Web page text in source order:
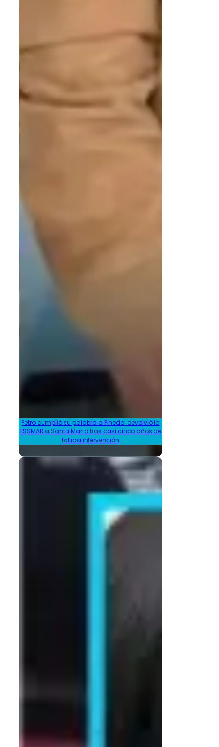
Petro cumplió su palabra a Pinedo: devolvió la
ESSMAR a Santa Marta tras casi cinco años de
fallida intervención